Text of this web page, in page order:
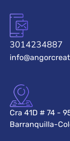
3014234887
Cra 41D # 74 -
Barranquilla-